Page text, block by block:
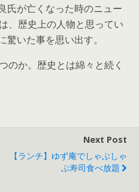
氏が亡くなった時のニュー
、歴史上の人物と思ってい
いた事を思い出す。
のか。歴史とは綿々と続く
Next Post
【ランチ】ゆず庵でしゃぶしゃ
ぶ寿司食べ放題